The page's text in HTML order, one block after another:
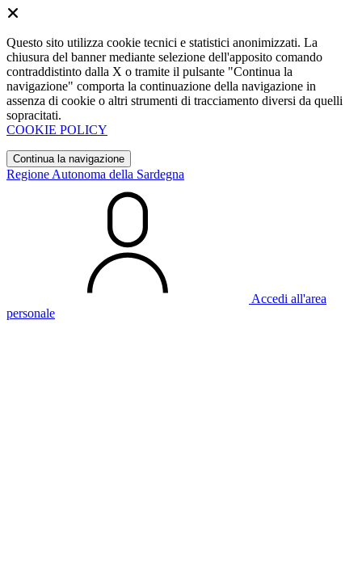
Questo sito utilizza cookie tecnici e statistici anonimizzati. La
chiusura del banner mediante selezione dell'apposito comando
contraddistinto dalla X o tramite il pulsante "Continua la
navigazione" comporta la continuazione della navigazione in
assenza di cookie o altri strumenti di tracciamento diversi da quelli
sopracitati.
COOKIE POLICY
Continua la navigazione
Regione Autonoma della Sardegna
Accedi all'area
personale